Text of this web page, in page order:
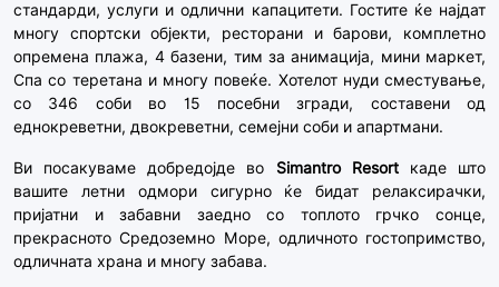
стандарди, услуги и одлични капацитети. Гостите ќе најдат
многу спортски објекти, ресторани и барови, комплетно
опремена плажа, 4 базени, тим за анимација, мини маркет,
Спа со теретана и многу повеќе. Хотелот нуди сместување,
со 346 соби во 15 посебни згради, составени од
еднокреветни, двокреветни, семејни соби и апартмани.
Ви посакуваме добредојде во Simantro Resortкаде што
вашите летни одмори сигурно ќе бидат релаксирачки,
пријатни и забавни заедно со топлото грчко сонце,
прекрасното Средоземно Море, одличното гостопримство,
одличната храна и многу забава.